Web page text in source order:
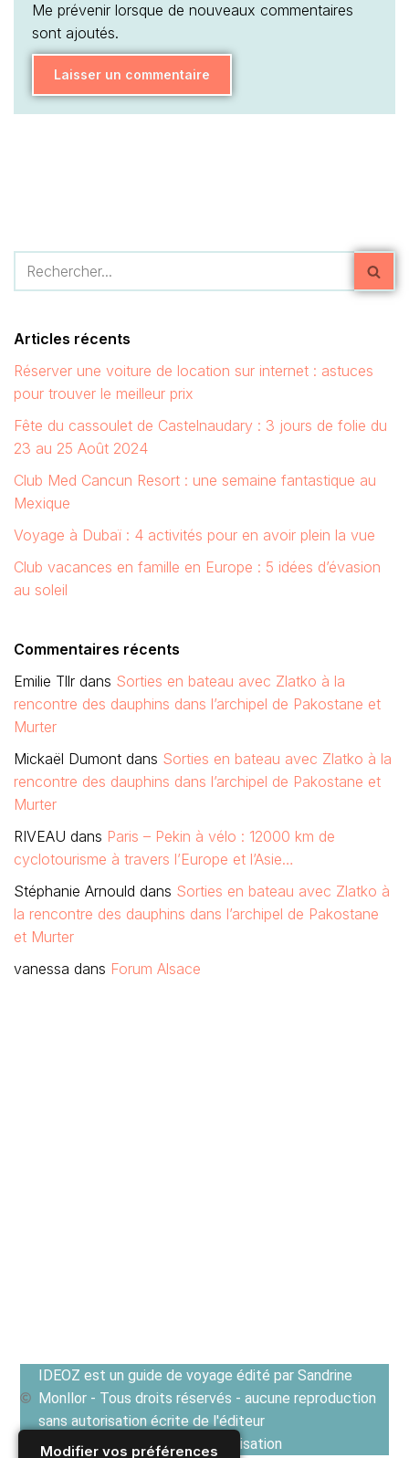
Modifier vos préférences
Me prévenir lorsque de nouveaux commentaires
sont ajoutés.
Articles récents
Réserver une voiture de location sur internet : astuces
pour trouver le meilleur prix
Fête du cassoulet de Castelnaudary : 3 jours de folie du
23 au 25 Août 2024
Club Med Cancun Resort : une semaine fantastique au
Mexique
Voyage à Dubaï : 4 activités pour en avoir plein la vue
Club vacances en famille en Europe : 5 idées d’évasion
au soleil
Commentaires récents
Emilie Tllr dans Sorties en bateau avec Zlatko à la
rencontre des dauphins dans l’archipel de Pakostane et
Murter
Mickaël Dumont dans Sorties en bateau avec Zlatko à la
rencontre des dauphins dans l’archipel de Pakostane et
Murter
RIVEAU dans Paris – Pekin à vélo : 12000 km de
cyclotourisme à travers l’Europe et l’Asie…
Stéphanie Arnould dans Sorties en bateau avec Zlatko à
la rencontre des dauphins dans l’archipel de Pakostane
et Murter
vanessa dans Forum Alsace
IDEOZ est un guide de voyage édité par Sandrine
Monllor - Tous droits réservés - aucune reproduction
sans autorisation écrite de l'éditeur
Voir les Conditions générales d'utilisation